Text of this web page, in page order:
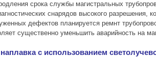
срока службы магистральных
снарядов высокого разрешения,
дефектов планируется ремнт
существенно уменьшить аварийность на
с использованием